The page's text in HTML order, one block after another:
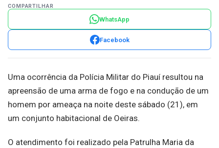
COMPARTILHAR
WhatsApp
Facebook
Uma ocorrência da Polícia Militar do Piauí resultou na
apreensão de uma arma de fogo e na condução de um
homem por ameaça na noite deste sábado (21), em
um conjunto habitacional de Oeiras.
O atendimento foi realizado pela Patrulha Maria da